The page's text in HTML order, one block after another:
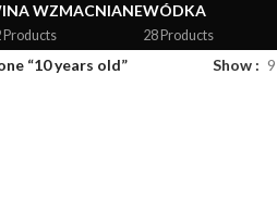
WZMACNIANE
Products
WÓDKA
28 Products
“10 years old” Show 9